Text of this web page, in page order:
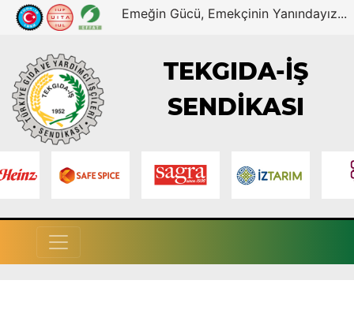
Emeğin Gücü, Emekçinin Yanındayız...
TEKGIDA-İŞ
SENDİKASI